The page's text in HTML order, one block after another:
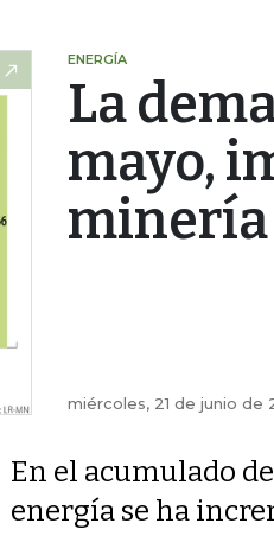
ENERGÍA
La
mayo,
minería
miércoles, 21 de junio de
En el acumulado
energía se ha